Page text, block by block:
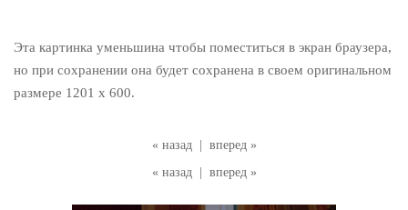
« назад
вперед »
« назад
вперед »
Эта картинка уменьшина чтобы поместиться в экран браузера,
но при сохранении она будет сохранена в своем оригинальном
размере 1201 x 600.